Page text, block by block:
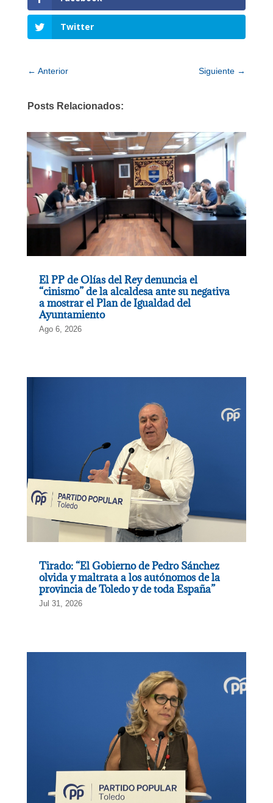
Twitter
← Anterior Siguiente →
Posts Relacionados:
El PP de Olías del Rey denuncia el
“cinismo” de la alcaldesa ante su negativa
a mostrar el Plan de Igualdad del
Ayuntamiento
Ago 6, 2026
Tirado: “El Gobierno de Pedro Sánchez
olvida y maltrata a los autónomos de la
provincia de Toledo y de toda España”
Jul 31, 2026